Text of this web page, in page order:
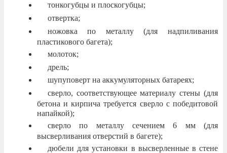
тонкогубцы и плоскогубцы;
отвертка;
ножовка по металлу (для надпиливания
пластикового багета);
молоток;
дрель;
шупуповерт на аккумуляторных батареях;
сверло, соответствующее материалу стены (для
бетона и кирпича требуется сверло с победитовой
напайкой);
сверло по металлу сечением 6 мм (для
высверливания отверстий в багете);
дюбели для установки в высверленные в стене